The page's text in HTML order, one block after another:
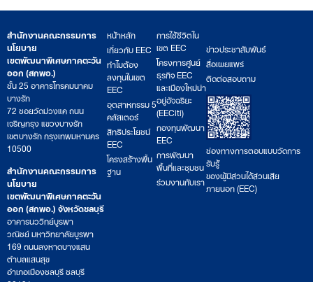
สำนักงานคณะกรรมการ
นโยบาย
เขตพัฒนาพิเศษภาคตะวัน
ออก (สกพอ.)
ชั้น 25 อาคารโทรคมนาคม
บางรัก
72 ซอยวัดม่วงแค ถนน
เจริญกรุง แขวงบางรัก
เขตบางรัก กรุงเทพมหานคร
10500
สำนักงานคณะกรรมการ
นโยบาย
เขตพัฒนาพิเศษภาคตะวัน
ออก (สกพอ.) จังหวัดชลบุรี
อาคารนววิทย์บูรพา
วณิชย์ มหาวิทยาลัยบูรพา
169 ถนนลงหาดบางแสน
ตำบลแสนสุข
อำเภอเมืองชลบุรี ชลบุรี
หน้าหลัก
เกี่ยวกับ EEC
ทำไมต้อง
ลงทุนในเขต
EEC
อุตสาหกรรม 5
คลัสเตอร์
สิทธิประโยชน์
EEC
โครงสร้างพื้น
ฐาน
การใช้ชีวิตใน
เขต EEC
โครงการศูนย์
ธุรกิจ EEC
และเมืองใหม่น่า
อยู่อัจฉริยะ
(EECiti)
กองทุนพัฒนา
EEC
การพัฒนา
พื้นที่และชุมชน
ร่วมงานกับเรา
ข่าวประชาสัมพันธ์
สื่อเผยแพร่
ติดต่อสอบถาม
ช่องทางการตอบแบบวัดการ
รับรู้
ของผู้มีส่วนได้ส่วนเสีย
ภายนอก (EEC)